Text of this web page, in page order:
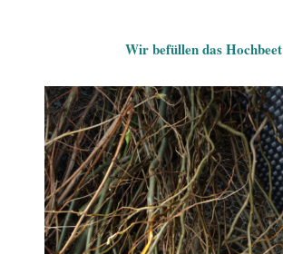
Wir befüllen das Hochbeet